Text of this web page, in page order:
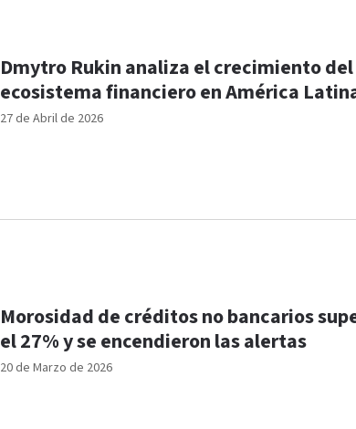
27 de Abril de 2026
Dmytro Rukin analiza el crecimiento del
ecosistema financiero en América
20 de Marzo de 2026
Morosidad de créditos no bancarios
el 27% y se encendieron las alertas